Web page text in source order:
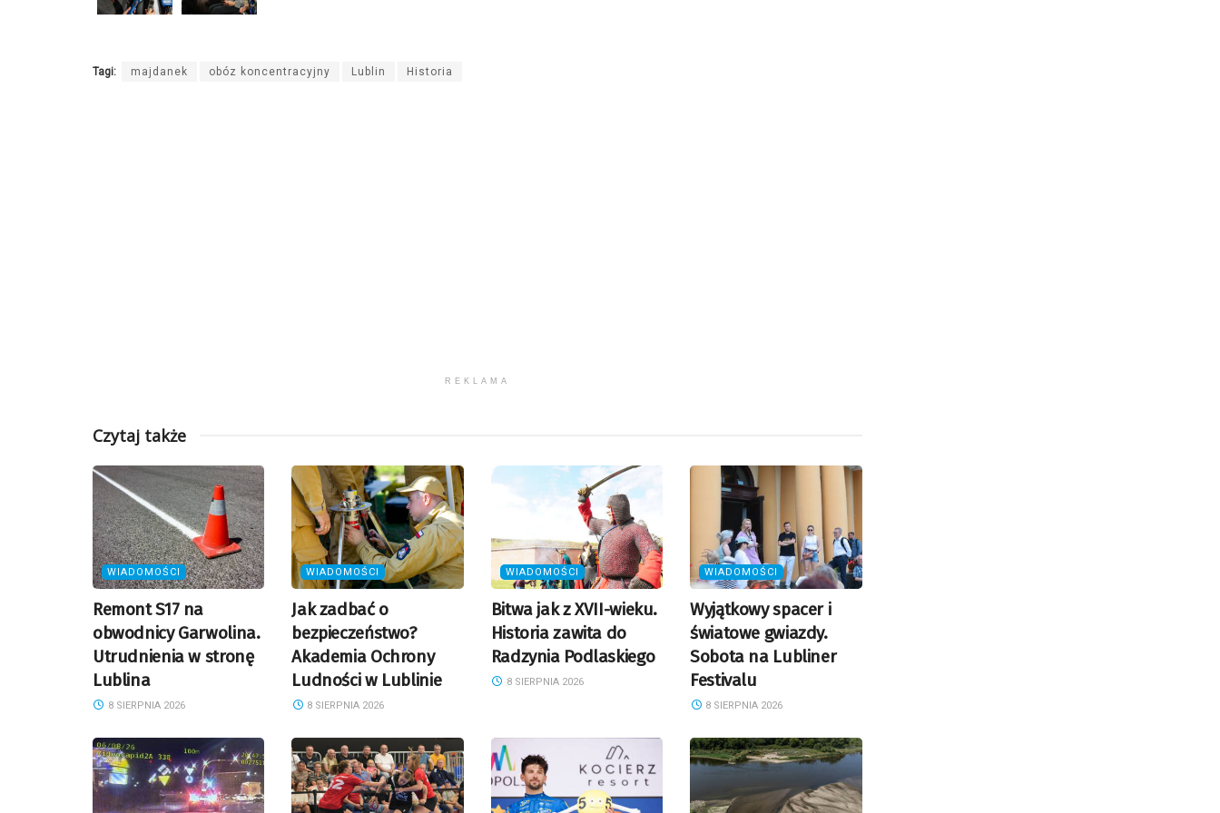
Tagi: majdanek obóz koncentracyjny Lublin Historia
REKLAMA
Czytaj także
WIADOMOŚCI
Remont S17 na
obwodnicy Garwolina.
Utrudnienia w stronę
Lublina
8 SIERPNIA 2026
WIADOMOŚCI
Jak zadbać o
bezpieczeństwo?
Akademia Ochrony
Ludności w Lublinie
8 SIERPNIA 2026
WIADOMOŚCI
Bitwa jak z XVII-wieku.
Historia zawita do
Radzynia Podlaskiego
8 SIERPNIA 2026
WIADOMOŚCI
Wyjątkowy spacer i
światowe gwiazdy.
Sobota na Lubliner
Festivalu
8 SIERPNIA 2026